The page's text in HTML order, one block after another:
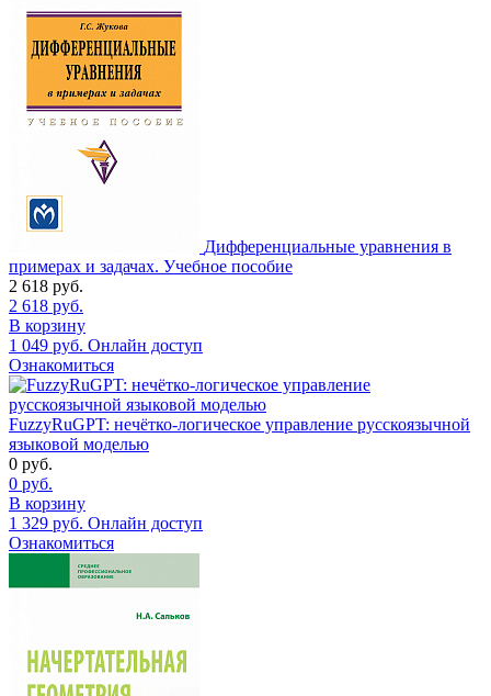
Дифференциальные уравнения в
примерах и задачах. Учебное пособие
2 618 руб.
2 618 руб.
В корзину
1 049 руб. Онлайн доступ
Ознакомиться
FuzzyRuGPT: нечётко-логическое управление русскоязычной
языковой моделью
0 руб.
0 руб.
В корзину
1 329 руб. Онлайн доступ
Ознакомиться